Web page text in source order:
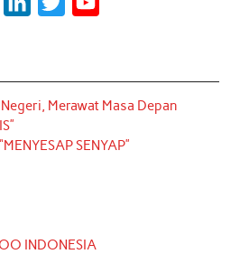
r
k
e
d
t
t
e
T
u
b
Merawat Masa Depan
SENYAP”
INDONESIA